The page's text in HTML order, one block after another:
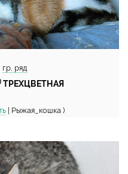
г.р, ряд
ТРЕХЦВЕТНАЯ
| Рыжая_кошка )